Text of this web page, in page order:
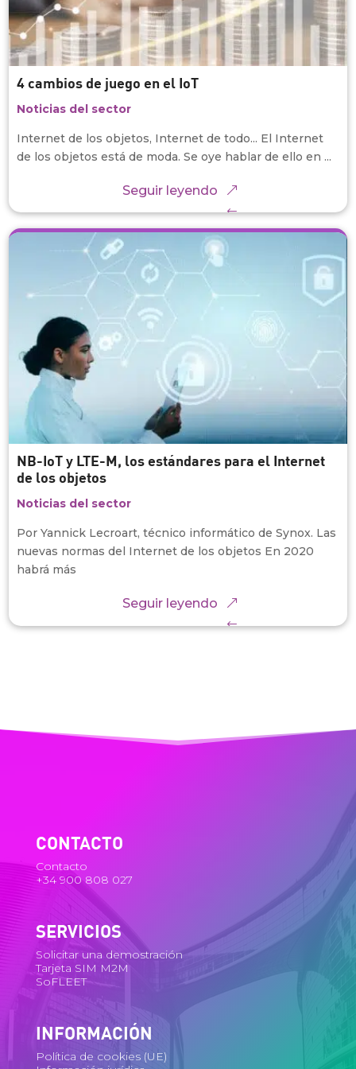
4 cambios de juego en el IoT
Noticias del sector
Internet de los objetos, Internet de todo... El Internet
de los objetos está de moda. Se oye hablar de ello en ...
Seguir leyendo
NB-IoT y LTE-M, los estándares para el Internet
de los objetos
Noticias del sector
Por Yannick Lecroart, técnico informático de Synox. Las
nuevas normas del Internet de los objetos En 2020
habrá más
Seguir leyendo
CONTACTO
Contacto
+34 900 808 027
SERVICIOS
Solicitar una demostración
Tarjeta SIM M2M
SoFLEET
INFORMACIÓN
Política de cookies (UE)